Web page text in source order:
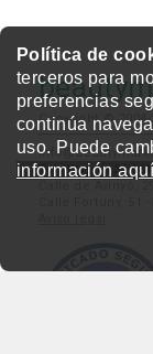
Política de
terceros para
preferencias
continúa
uso. Puede
información
Copyright © 2004-
Tel./Wsp.: +34
Calle Fortuny, 51